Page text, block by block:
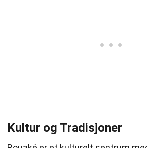
Kultur og Tradisjoner